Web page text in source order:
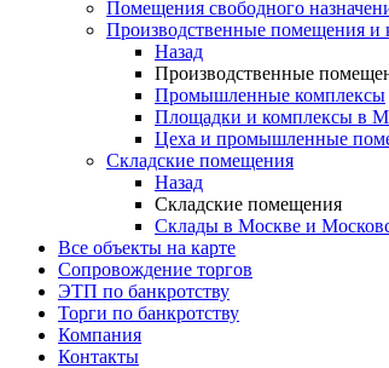
Помещения свободного
Производственные помещения и
Назад
Производственные
Промышленные комплексы
Площадки и комплексы в
Цеха и промышленные
Складские помещения
Назад
Складские помещения
Склады в Москве и
Все объекты на карте
Сопровождение торгов
ЭТП по банкротству
Торги по банкротству
Компания
Контакты